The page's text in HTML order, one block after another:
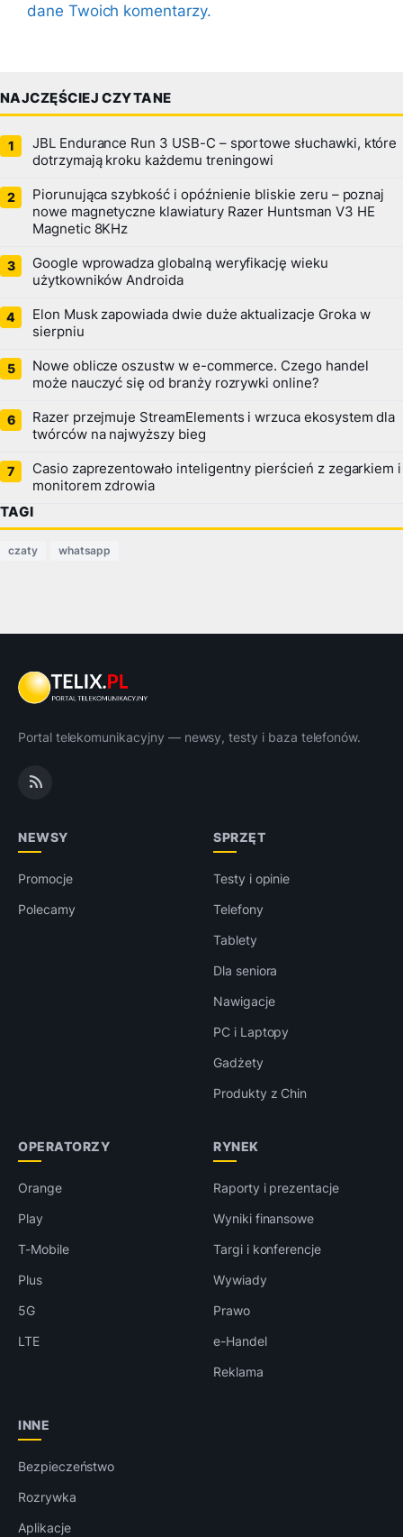
dane Twoich komentarzy.
NAJCZĘŚCIEJ CZYTANE
JBL Endurance Run 3 USB-C – sportowe słuchawki, które
dotrzymają kroku każdemu treningowi
Piorunująca szybkość i opóźnienie bliskie zeru – poznaj
nowe magnetyczne klawiatury Razer Huntsman V3 HE
Magnetic 8KHz
Google wprowadza globalną weryfikację wieku
użytkowników Androida
Elon Musk zapowiada dwie duże aktualizacje Groka w
sierpniu
Nowe oblicze oszustw w e-commerce. Czego handel
może nauczyć się od branży rozrywki online?
Razer przejmuje StreamElements i wrzuca ekosystem dla
twórców na najwyższy bieg
Casio zaprezentowało inteligentny pierścień z zegarkiem i
monitorem zdrowia
TAGI
czaty whatsapp
Portal telekomunikacyjny — newsy, testy i baza telefonów.
NEWSY
Promocje
Polecamy
SPRZĘT
Testy i opinie
Telefony
Tablety
Dla seniora
Nawigacje
PC i Laptopy
Gadżety
Produkty z Chin
OPERATORZY
Orange
Play
T-Mobile
Plus
5G
LTE
RYNEK
Raporty i prezentacje
Wyniki finansowe
Targi i konferencje
Wywiady
Prawo
e-Handel
Reklama
INNE
Bezpieczeństwo
Rozrywka
Aplikacje